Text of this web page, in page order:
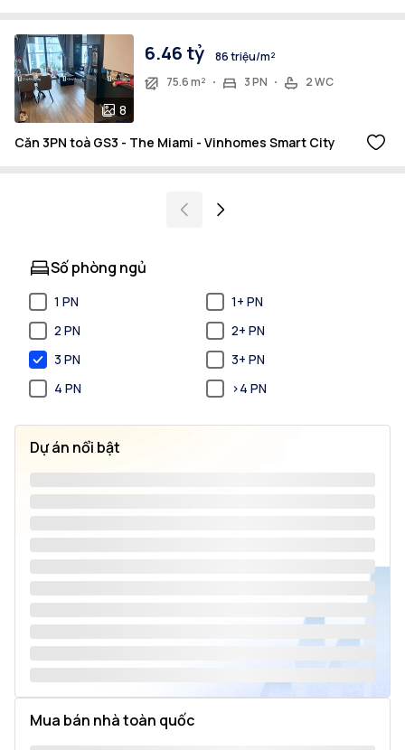
8
6.46 tỷ
86 triệu/m²
75.6 m²
3 PN 2 WC
Căn 3PN toà GS3 - The Miami - Vinhomes Smart City
Số phòng ngủ
1 PN
1+ PN
2 PN
2+ PN
3 PN
3+ PN
4 PN
>4 PN
Dự án nổi bật
Mua bán nhà toàn quốc